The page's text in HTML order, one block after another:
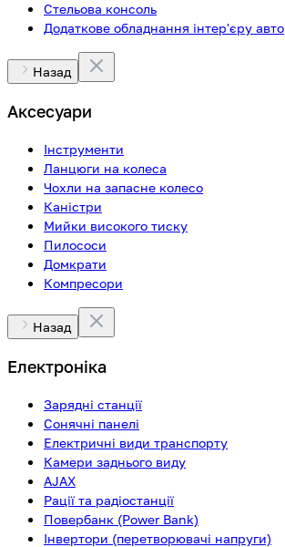
Стельова консоль
Додаткове обладнання інтер'єру авто
Назад
Аксесуари
Інструменти
Ланцюги на колеса
Чохли на запасне колесо
Каністри
Мийки високого тиску
Пилососи
Домкрати
Компресори
Назад
Електроніка
Зарядні станції
Сонячні панелі
Електричні види транспорту
Камери заднього виду
AJAX
Рації та радіостанції
Повербанк (Power Bank)
Інвертори (перетворювачі напруги)